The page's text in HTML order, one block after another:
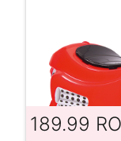
189.99